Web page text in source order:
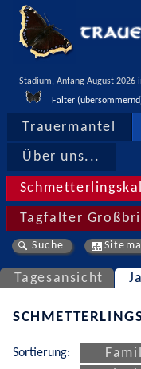
Stadium, Anfang August 2026
Falter
Trauermantel
Über uns...
Tagfalter
Suche
Tagesansicht
Sortierung: